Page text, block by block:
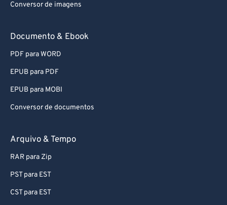
Conversor de imagens
Documento & Ebook
PDF para WORD
EPUB para PDF
EPUB para MOBI
Conversor de documentos
Arquivo & Tempo
RAR para Zip
PST para EST
CST para EST